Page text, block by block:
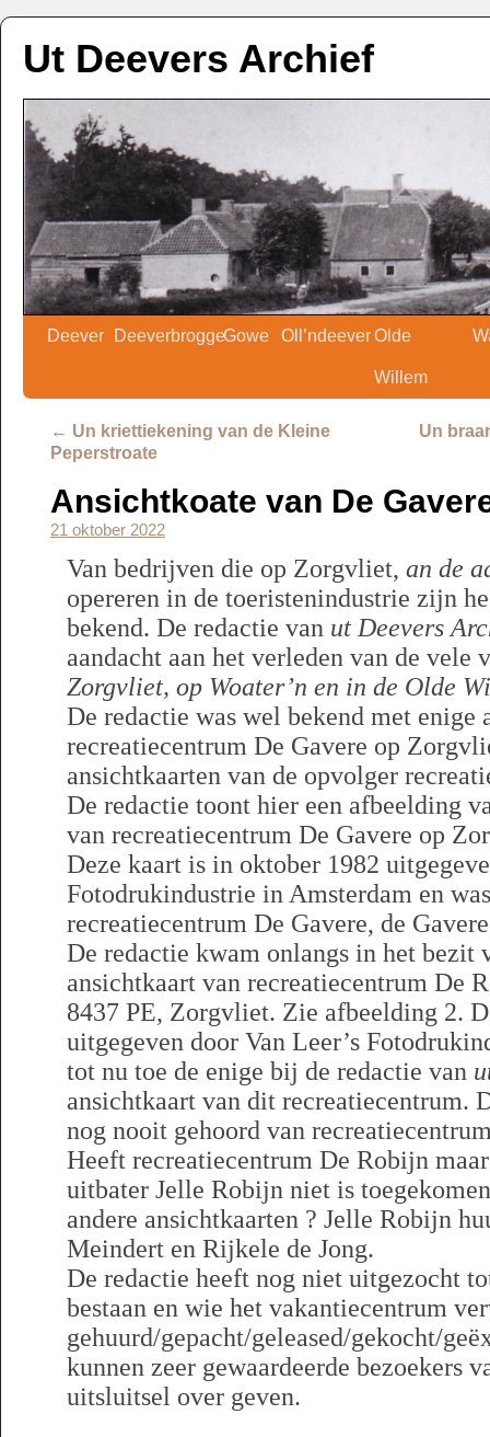
Ut Deevers Archief
Deever DeeverbroggeGowe Oll’ndeeverOlde
Willem
← Un kriettiekening van de Kleine
Peperstroate
Un
Ansichtkoate van De
21 oktober 2022
Van bedrijven die op Zorgvliet, an de
opereren in de toeristenindustrie zijn
bekend. De redactie van ut Deevers
aandacht aan het verleden van de vele
Zorgvliet, op Woater’n en in de Olde
De redactie was wel bekend met enige
recreatiecentrum De Gavere op
ansichtkaarten van de opvolger
De redactie toont hier een afbeelding
van recreatiecentrum De Gavere op
Deze kaart is in oktober 1982
Fotodrukindustrie in Amsterdam en
recreatiecentrum De Gavere, de
De redactie kwam onlangs in het bezit
ansichtkaart van recreatiecentrum De
8437 PE, Zorgvliet. Zie afbeelding 2.
uitgegeven door Van Leer’s
tot nu toe de enige bij de redactie van
ansichtkaart van dit recreatiecentrum.
nog nooit gehoord van
Heeft recreatiecentrum De Robijn
uitbater Jelle Robijn niet is
andere ansichtkaarten ? Jelle Robijn
Meindert en Rijkele de Jong.
De redactie heeft nog niet uitgezocht
bestaan en wie het vakantiecentrum
gehuurd/gepacht/geleased/gekocht/
kunnen zeer gewaardeerde bezoekers
uitsluitsel over geven.